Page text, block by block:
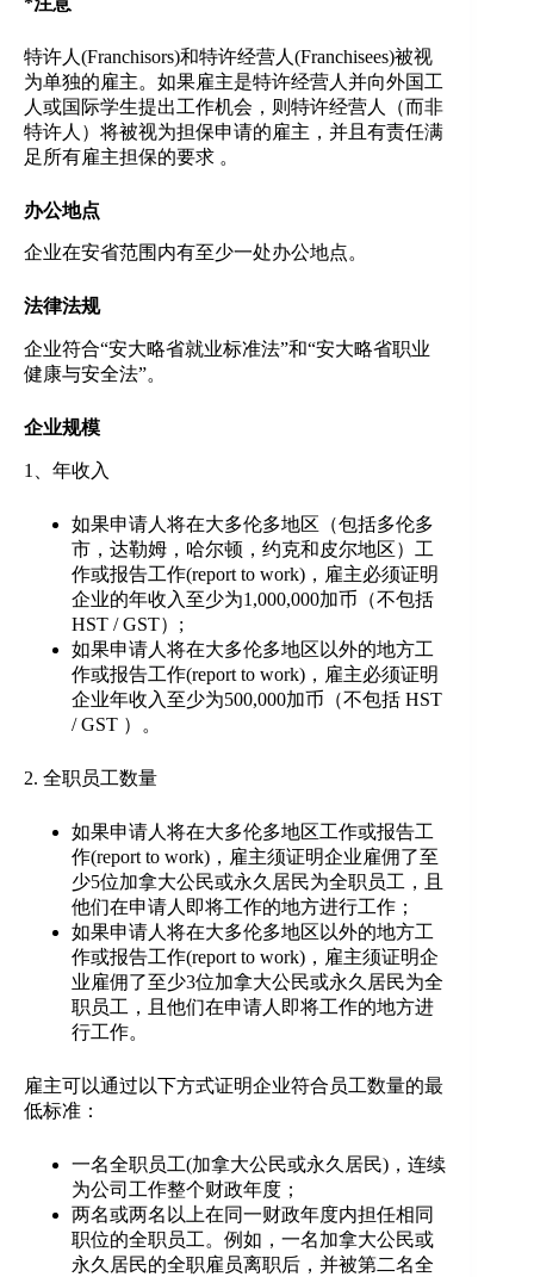
特许人(Franchisors)和特许经营人(Franchisees)被视
为单独的雇主。如果雇主是特许经营人并向外国工
人或国际学生提出工作机会，则特许经营人（而非
特许人）将被视为担保申请的雇主，并且有责任满
足所有雇主担保的要求 。
办公地点
企业在安省范围内有至少一处办公地点。
法律法规
企业符合“安大略省就业标准法”和“安大略省职业
健康与安全法”。
企业规模
1、年收入
如果申请人将在大多伦多地区（包括多伦多
市，达勒姆，哈尔顿，约克和皮尔地区）工
作或报告工作(report to work)，雇主必须证明
企业的年收入至少为1,000,000加币（不包括
HST / GST）;
如果申请人将在大多伦多地区以外的地方工
作或报告工作(report to work)，雇主必须证明
企业年收入至少为500,000加币（不包括 HST
/ GST ）。
2. 全职员工数量
如果申请人将在大多伦多地区工作或报告工
作(report to work)，雇主须证明企业雇佣了至
少5位加拿大公民或永久居民为全职员工，且
他们在申请人即将工作的地方进行工作；
如果申请人将在大多伦多地区以外的地方工
作或报告工作(report to work)，雇主须证明企
业雇佣了至少3位加拿大公民或永久居民为全
职员工，且他们在申请人即将工作的地方进
行工作。
雇主可以通过以下方式证明企业符合员工数量的最
低标准：
一名全职员工(加拿大公民或永久居民)，连续
为公司工作整个财政年度；
两名或两名以上在同一财政年度内担任相同
职位的全职员工。例如，一名加拿大公民或
永久居民的全职雇员离职后，并被第二名全